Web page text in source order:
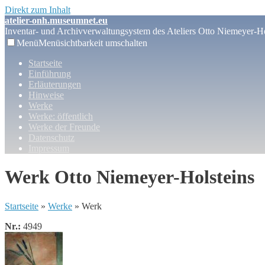
Direkt zum Inhalt
atelier-onh.museumnet.eu
Inventar- und Archivverwaltungsystem des Ateliers Otto Niemeyer-
MenüMenüsichtbarkeit umschalten
Startseite
Einführung
Erläuterungen
Hinweise
Werke
Werke: öffentlich
Werke der Freunde
Datenschutz
Impressum
Werk Otto Niemeyer-Holsteins
Startseite » Werke » Werk
Nr.: 4949